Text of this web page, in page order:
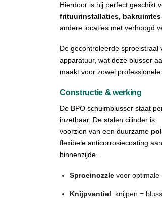
Hierdoor is hij perfect geschikt
frituurinstallaties, bakruimtes
andere locaties met verhoogd
De gecontroleerde
apparatuur, wat deze blusser
maakt voor zowel
Constructie & werking
De BPO schuimblusser staat
inzetbaar. De stalen cilinder is
voorzien van een duurzame
flexibele anticorrosiecoating
binnenzijde.
Sproeinozzle voor optimale
Knijpventiel: knijpen =